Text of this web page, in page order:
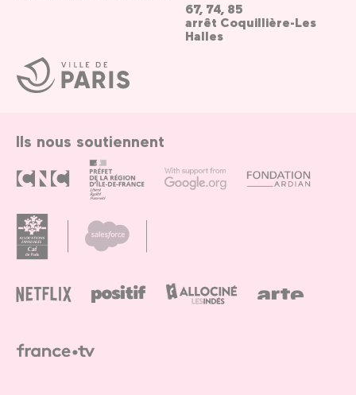
Ville
de
Paris
67, 74, 85
arrêt Coquillière-Les
Halles
Ils nous soutiennent